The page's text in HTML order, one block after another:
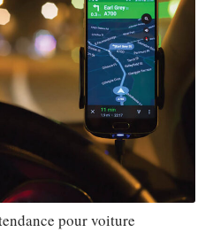
pour voiture